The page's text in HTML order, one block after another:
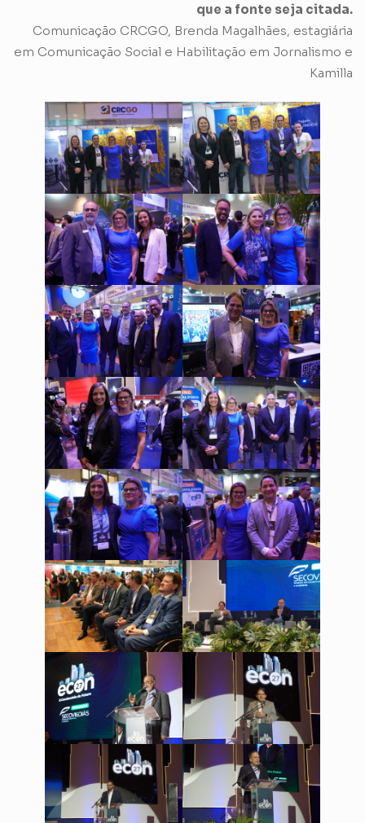
que a fonte seja citada.
Comunicação CRCGO, Brenda Magalhães, estagiária
em Comunicação Social e Habilitação em Jornalismo e
Kamilla